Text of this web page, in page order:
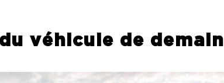
véhicule de demain